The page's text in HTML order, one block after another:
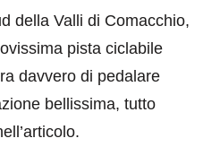
della Valli di Comacchio,
pista ciclabile
davvero di pedalare
bellissima, tutto